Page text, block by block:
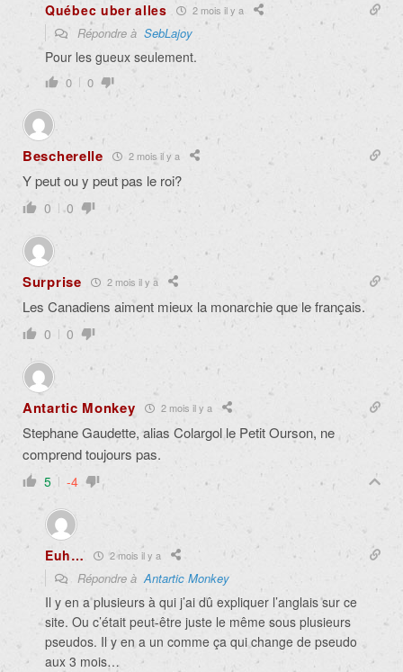
Québec uber alles 2 mois il y a
Répondre à SebLajoy
Pour les gueux seulement.
0 0
Bescherelle 2 mois il y a
Y peut ou y peut pas le roi?
0 0
Surprise 2 mois il y a
Les Canadiens aiment mieux la monarchie que le français.
0 0
Antartic Monkey 2 mois il y a
Stephane Gaudette, alias Colargol le Petit Ourson, ne
comprend toujours pas.
5 -4
Euh… 2 mois il y a
Répondre àAntartic Monkey
Il y en a plusieurs à qui j’ai dû expliquer l’anglais sur ce
site. Ou c’était peut-être juste le même sous plusieurs
pseudos. Il y en a un comme ça qui change de pseudo
aux 3 mois…